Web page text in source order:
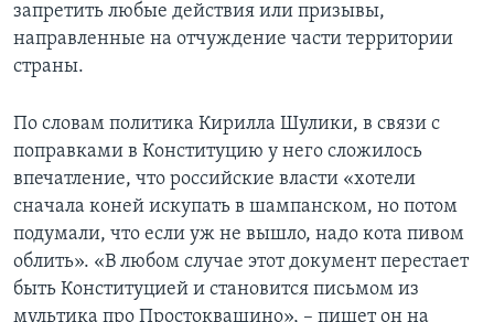
запретить любые действия или призывы,
направленные на отчуждение части территории
страны.
По словам политика Кирилла Шулики, в связи с
поправками в Конституцию у него сложилось
впечатление, что российские власти «хотели
сначала коней искупать в шампанском, но потом
подумали, что если уж не вышло, надо кота пивом
облить». «В любом случае этот документ перестает
быть Конституцией и становится письмом из
мультика про Простоквашино», – пишет он на